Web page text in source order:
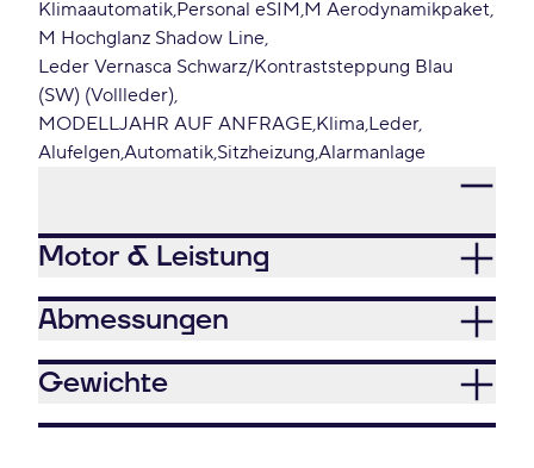
Klimaautomatik Personal eSIM M Aerodynamikpaket
M Hochglanz Shadow Line
Leder Vernasca Schwarz/Kontraststeppung Blau
(SW) (Vollleder)
MODELLJAHR AUF ANFRAGE Klima Leder
Alufelgen Automatik Sitzheizung Alarmanlage
Motor & Leistung
Abmessungen
Gewichte